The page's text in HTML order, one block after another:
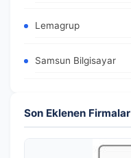
Lemagrup
Samsun Bilgisayar
Son Eklenen Firmalar